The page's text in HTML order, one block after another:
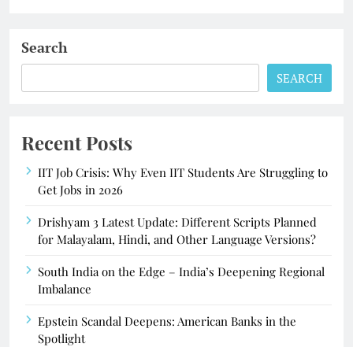
Search
SEARCH
Recent Posts
IIT Job Crisis: Why Even IIT Students Are Struggling to
Get Jobs in 2026
Drishyam 3 Latest Update: Different Scripts Planned
for Malayalam, Hindi, and Other Language Versions?
South India on the Edge – India’s Deepening Regional
Imbalance
Epstein Scandal Deepens: American Banks in the
Spotlight